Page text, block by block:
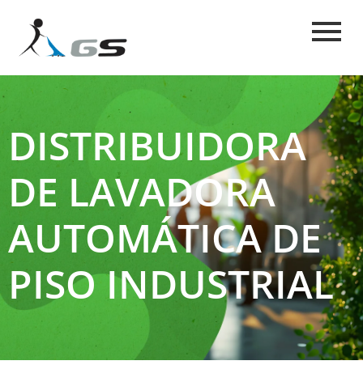
DISTRIBUIDORA
DE LAVADORA
AUTOMÁTICA DE
PISO INDUSTRIAL